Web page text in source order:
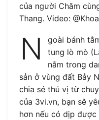
của người Chăm
Thang. Video:
N
goài bánh
tung lò mò
nằm trong
sản ở vùng đất Bảy
chia sẻ thú vị từ
của 3vi.vn, bạn sẽ
hơn nếu có dịp